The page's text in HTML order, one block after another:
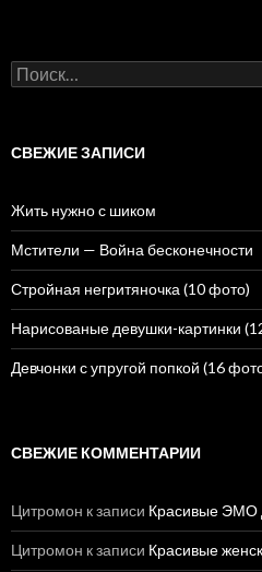
Н
а
и
СВЕЖИЕ ЗАПИСИ
Жить нужно с шиком
Мстители — Война бесконечности
Стройная негритяночка (10 фото)
Нарисованые девушки-картинки
Девчонки с упругой попкой (16
СВЕЖИЕ КОММЕНТАРИИ
Цитромон к записи Красивые ЭМО
Цитромон к записи Красивые